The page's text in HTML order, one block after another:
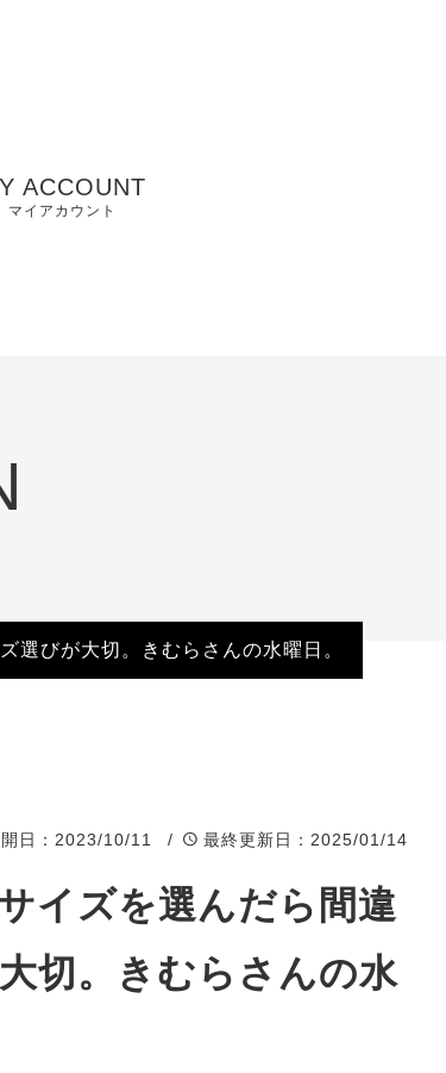
県店舗
県店舗
県店舗
ACCOUNT
マイアカウント
選びが大切。きむらさんの水曜日。
日 ：2023/10/11 / 最終更新日 ：2025/01/14
イズを選んだら間違
切。きむらさんの水